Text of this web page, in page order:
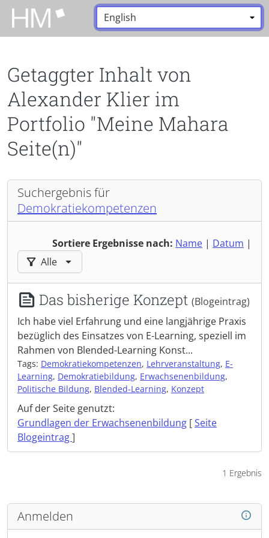
Zum Hauptinhalt zurückspringen
Sprache:
Getaggter Inhalt von
Alexander Klier im
Portfolio "Meine Mahara
Seite(n)"
Suchergebnis für
Demokratiekompetenzen
Sortiere Ergebnisse nach: Name | Datum |
Ergebnisse filtern nach:
Alle
Das bisherige Konzept (Blogeintrag)
Ich habe viel Erfahrung und eine langjährige Praxis
bezüglich des Einsatzes von E-Learning, speziell im
Rahmen von Blended-Learning Konst...
Tags: Demokratiekompetenzen, Lehrveranstaltung, E-
Learning, Demokratiebildung, Erwachsenenbildung,
Politische Bildung, Blended-Learning, Konzept
Auf der Seite genutzt:
Grundlagen der Erwachsenenbildung [Seite
Blogeintrag]
1 Ergebnis
Anmelden